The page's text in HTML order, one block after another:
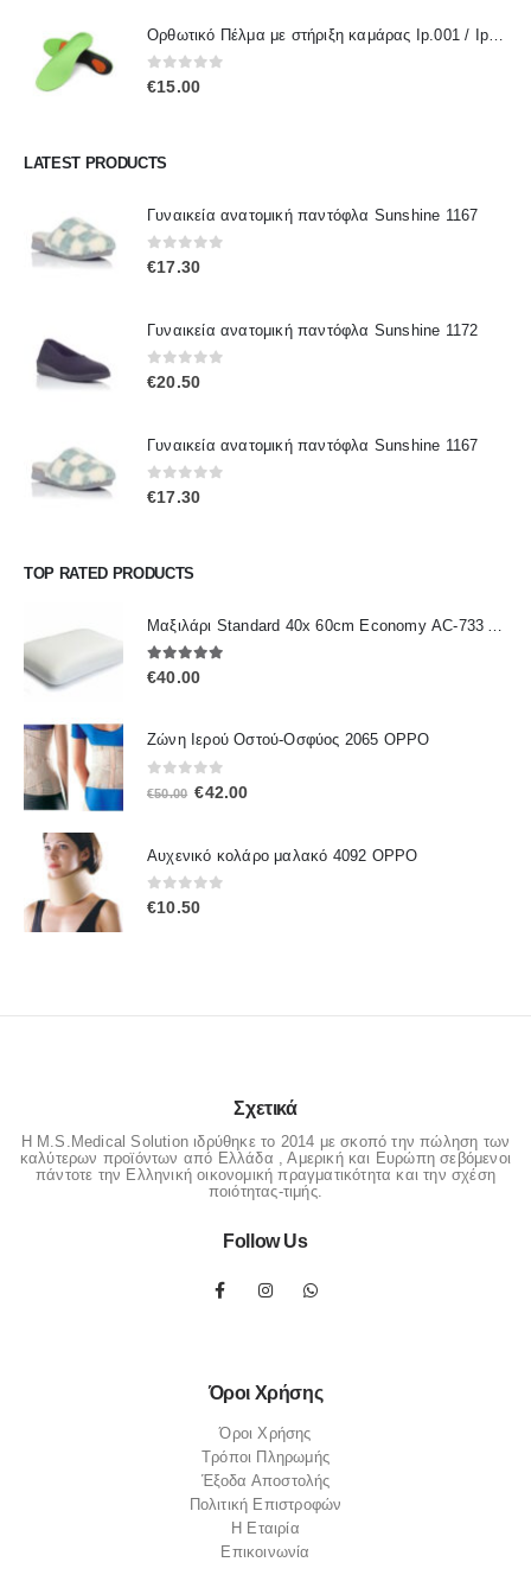
0out of 5
€15.00
LATEST PRODUCTS
Γυναικεία ανατομική παντόφλα Sunshine 1167
0out of 5
€17.30
Γυναικεία ανατομική παντόφλα Sunshine 1172
0out of 5
€20.50
Γυναικεία ανατομική παντόφλα Sunshine 1167
0out of 5
€17.30
TOP RATED PRODUCTS
5.00out of 5
€40.00
Ζώνη Ιερού Οστού-Οσφύος 2065 OPPO
0out of 5
€50.00 Original
€50.00.
€42.00Η
είναι:
Αυχενικό κολάρο μαλακό 4092 OPPO
0out of 5
€10.50
Σχετικά
Η M.S.Medical Solution ιδρύθηκε το 2014 με σκοπό την πώληση των
καλύτερων προϊόντων από Ελλάδα , Αμερική και Ευρώπη σεβόμενοι
πάντοτε την Ελληνική οικονομική πραγματικότητα και την σχέση
ποιότητας-τιμής.
Follow Us
Όροι Χρήσης
Όροι Χρήσης
Τρόποι Πληρωμής
Έξοδα Αποστολής
Πολιτική Επιστροφών
Η Εταιρία
Επικοινωνία